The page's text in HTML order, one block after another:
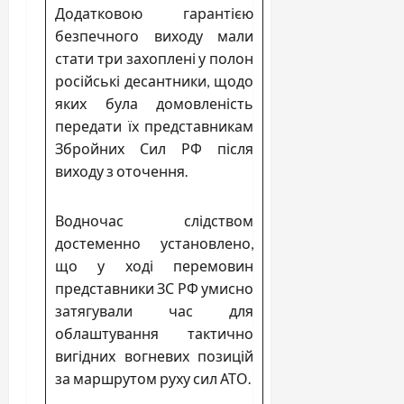
Додатковою гарантією
безпечного виходу мали
стати три захоплені у полон
російські десантники, щодо
яких була домовленість
передати їх представникам
Збройних Сил РФ після
виходу з оточення.
Водночас слідством
достеменно установлено,
що у ході перемовин
представники ЗС РФ умисно
затягували час для
облаштування тактично
вигідних вогневих позицій
за маршрутом руху сил АТО.